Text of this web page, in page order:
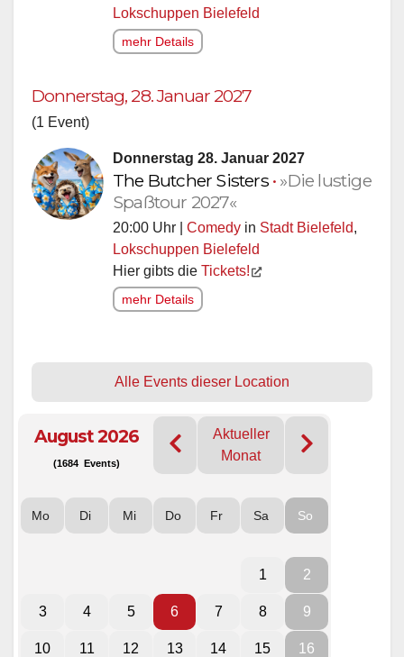
Lokschuppen Bielefeld
mehr Details
Donnerstag, 28. Januar 2027
(1 Event)
Donnerstag 28. Januar 2027
The Butcher Sisters • »Die lustige
Spaßtour 2027«
20:00 Uhr | Comedy in Stadt Bielefeld,
Lokschuppen Bielefeld
Hier gibts die Tickets!
mehr Details
Alle Events dieser Location
August 2026
(1684 Events)
Aktueller
Monat
Mo Di Mi Do Fr Sa So
1 2
3 4 5 6 7 8 9
10 11 12 13 14 15 16